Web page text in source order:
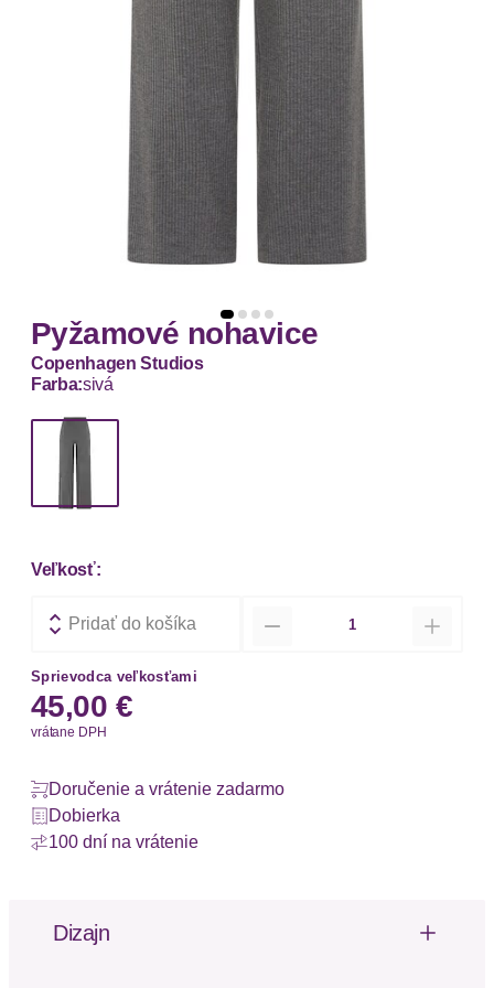
Pyžamové nohavice
Copenhagen Studios
Farba:sivá
Veľkosť:
Pridať do košíka
Sprievodca veľkosťami
45,00 €
vrátane DPH
Doručenie a vrátenie zadarmo
Dobierka
100 dní na vrátenie
Dizajn